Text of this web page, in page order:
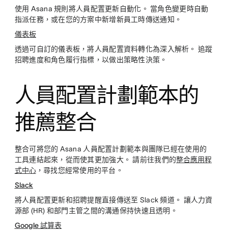
使用 Asana 規則將人員配置更新自動化。 當角色變更時自動
指派任務，或在您的方案中新增新員工時傳送通知。
儀表板
透過可自訂的儀表板，將人員配置資料轉化為深入解析。 追蹤
招聘進度和角色履行指標，以做出策略性決策。
人員配置計劃範本的
推薦整合
整合可將您的 Asana 人員配置計劃範本與團隊已經在使用的
工具連結起來，從而使其更加強大。 請前往我們的整合應用程
式中心，尋找您經常使用的平台。
Slack
將人員配置更新和招聘提醒直接傳送至 Slack 頻道。 讓人力資
源部 (HR) 和部門主管之間的溝通保持快速且透明。
Google 試算表